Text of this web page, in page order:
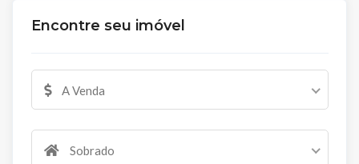
Encontre seu imóvel
A Venda
Sobrado